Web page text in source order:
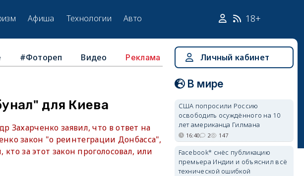
Афиша Технологии Авто 18+
#Фотореп Видео Реклама
для Киева
Захарченко заявил, что в ответ на
закон "о реинтеграции Донбасса",
за этот закон проголосовал, или
Личный кабинет
В мире
США попросили Россию
освободить осуждённого на 10
лет американца Гилмана
16:40 2 147
Facebook* снёс публикацию
премьера Индии и объяснил всё
технической ошибкой